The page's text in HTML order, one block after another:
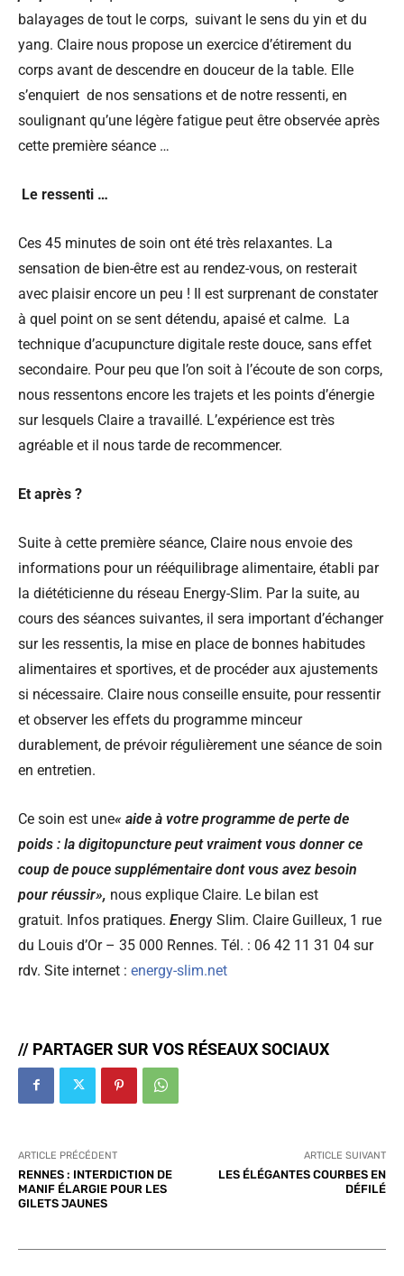
balayages de tout le corps, suivant le sens du yin et du
yang. Claire nous propose un exercice d’étirement du
corps avant de descendre en douceur de la table. Elle
s’enquiert de nos sensations et de notre ressenti, en
soulignant qu’une légère fatigue peut être observée après
cette première séance …
Le ressenti …
Ces 45 minutes de soin ont été très relaxantes. La
sensation de bien-être est au rendez-vous, on resterait
avec plaisir encore un peu ! Il est surprenant de constater
à quel point on se sent détendu, apaisé et calme. La
technique d’acupuncture digitale reste douce, sans effet
secondaire. Pour peu que l’on soit à l’écoute de son corps,
nous ressentons encore les trajets et les points d’énergie
sur lesquels Claire a travaillé. L’expérience est très
agréable et il nous tarde de recommencer.
Et après ?
Suite à cette première séance, Claire nous envoie des
informations pour un rééquilibrage alimentaire, établi par
la diététicienne du réseau Energy-Slim. Par la suite, au
cours des séances suivantes, il sera important d’échanger
sur les ressentis, la mise en place de bonnes habitudes
alimentaires et sportives, et de procéder aux ajustements
si nécessaire. Claire nous conseille ensuite, pour ressentir
et observer les effets du programme minceur
durablement, de prévoir régulièrement une séance de soin
en entretien.
Ce soin est une« aide à votre programme de perte de
poids : la digitopuncture peut vraiment vous donner ce
coup de pouce supplémentaire dont vous avez besoin
pour réussir», nous explique Claire. Le bilan est
gratuit. Infos pratiques. Energy Slim. Claire Guilleux, 1 rue
du Louis d’Or – 35 000 Rennes. Tél. : 06 42 11 31 04 sur
rdv. Site internet : energy-slim.net
// PARTAGER SUR VOS RÉSEAUX SOCIAUX
ARTICLE PRÉCÉDENT
RENNES : INTERDICTION DE
MANIF ÉLARGIE POUR LES
GILETS JAUNES
ARTICLE SUIVANT
LES ÉLÉGANTES COURBES EN
DÉFILÉ